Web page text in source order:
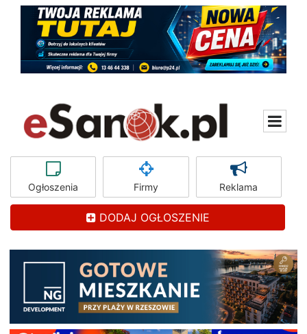
Ogłoszenia Firmy Reklama
DODAJ OGŁOSZENIE